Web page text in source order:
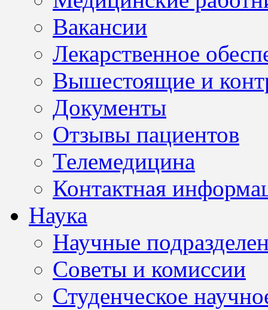
Вакансии
Лекарственное
Вышестоящие и
Документы
Отзывы пациентов
Телемедицина
Контактная
Наука
Научные
Советы и комиссии
Студенческое